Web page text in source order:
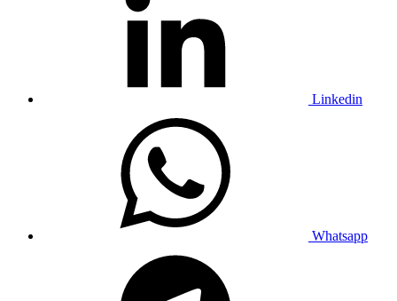
Linkedin
Whatsapp